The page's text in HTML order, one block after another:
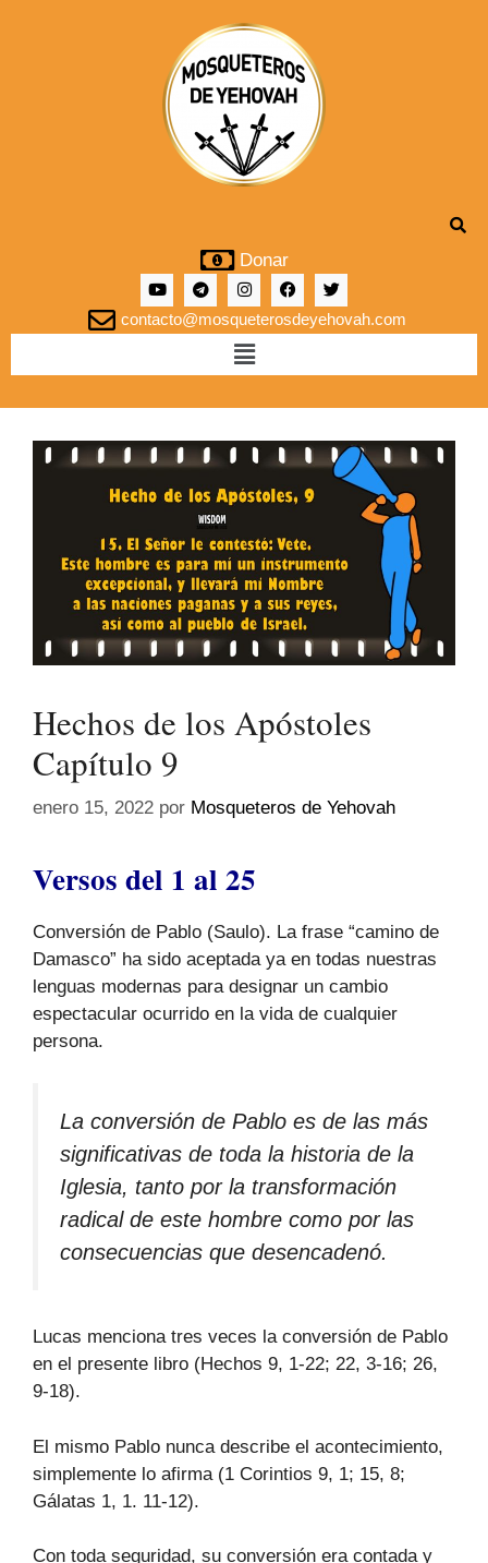
Donar
contacto@mosqueterosdeyehovah.com
Hechos de los Apóstoles
Capítulo 9
enero 15, 2022 por Mosqueteros de Yehovah
Versos del 1 al 25
Conversión de Pablo (Saulo). La frase “camino de
Damasco” ha sido aceptada ya en todas nuestras
lenguas modernas para designar un cambio
espectacular ocurrido en la vida de cualquier
persona.
La conversión de Pablo es de las más
significativas de toda la historia de la
Iglesia, tanto por la transformación
radical de este hombre como por las
consecuencias que desencadenó.
Lucas menciona tres veces la conversión de Pablo
en el presente libro (Hechos 9, 1-22; 22, 3-16; 26,
9-18).
El mismo Pablo nunca describe el acontecimiento,
simplemente lo afirma (1 Corintios 9, 1; 15, 8;
Gálatas 1, 1. 11-12).
Con toda seguridad, su conversión era contada y